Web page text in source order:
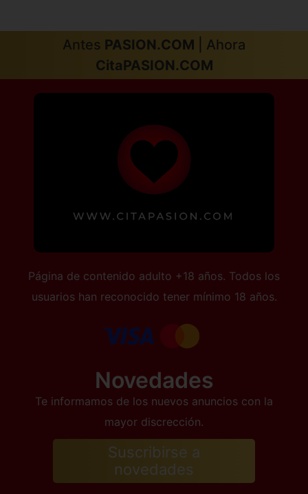
Valencia capital Valladolid capital
Zamora capital
Antes PASION.COM | Ahora
CitaPASION.COM
Página de contenido adulto +18 años. Todos los
usuarios han reconocido tener mínimo 18 años.
Novedades
Te informamos de los nuevos anuncios con la
mayor discrección.
Suscribirse a
novedades